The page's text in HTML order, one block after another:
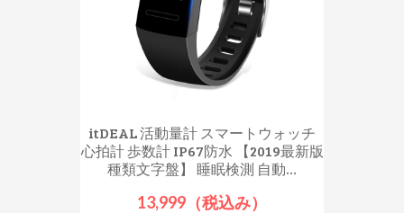
itDEAL 活動量計 スマートウォッチ
心拍計 歩数計 IP67防水 【2019最新版
種類文字盤】 睡眠検測 自動...
13,999（税込み）